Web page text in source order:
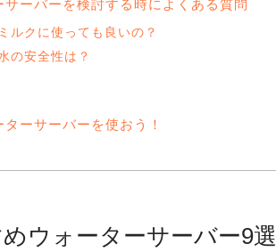
ーバーを検討する時によくある質問
ルクに使っても良いの？
の安全性は？
ーサーバーを使おう！
ウォーターサーバー9選